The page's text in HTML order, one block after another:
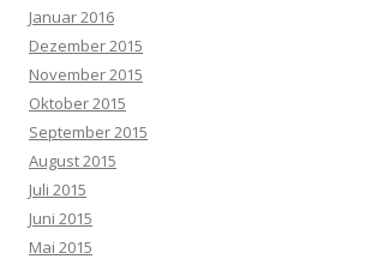
Januar 2016
Dezember 2015
November 2015
Oktober 2015
September 2015
August 2015
Juli 2015
Juni 2015
Mai 2015